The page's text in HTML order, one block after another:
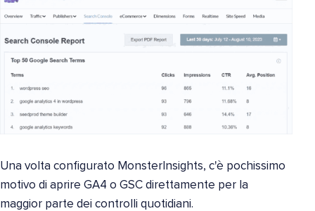
Una volta configurato MonsterInsights, c'è pochissimo
motivo di aprire GA4 o GSC direttamente per la
maggior parte dei controlli quotidiani.